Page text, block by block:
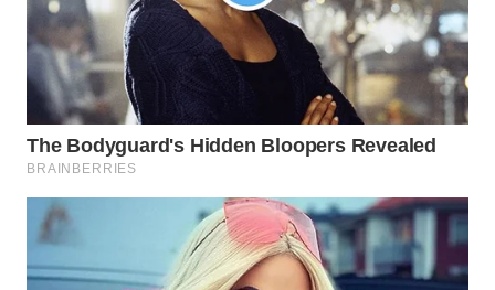
WAHANA
LISTRIK
WAHANA
TRAVEL
WAHANA
TV
ID